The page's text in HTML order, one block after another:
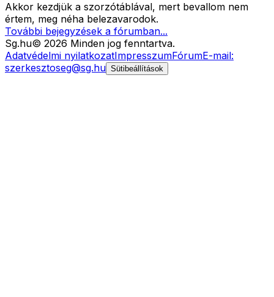
Akkor kezdjük a szorzótáblával, mert bevallom nem
értem, meg néha belezavarodok.
További bejegyzések a fórumban...
Sg.hu© 2026 Minden jog fenntartva.
Adatvédelmi nyilatkozatImpresszumFórumE-mail:
szerkesztoseg@sg.hu Sütibeállítások